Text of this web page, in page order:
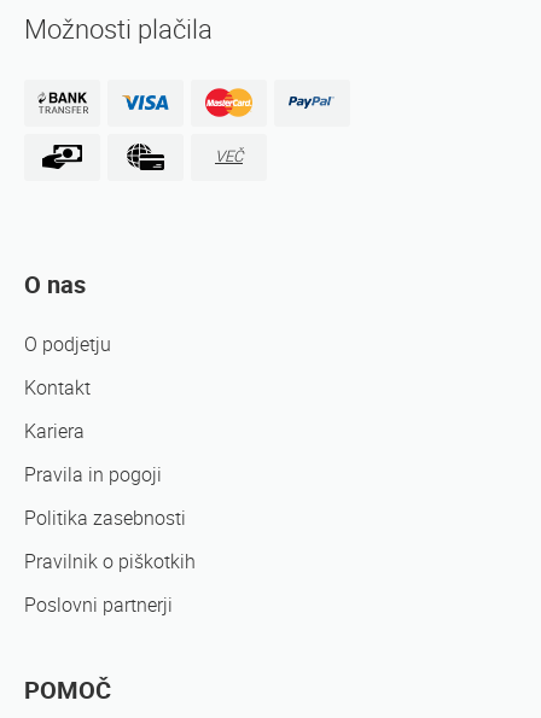
Možnosti plačila
VEČ
O nas
O podjetju
Kontakt
Kariera
Pravila in pogoji
Politika zasebnosti
Pravilnik o piškotkih
Poslovni partnerji
POMOČ